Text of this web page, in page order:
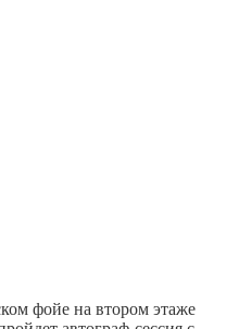
фойе на втором этаже